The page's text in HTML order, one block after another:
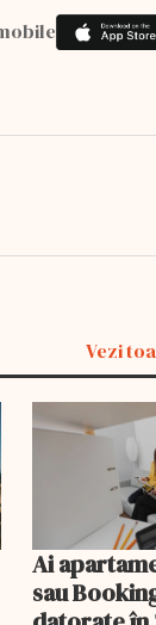
Vezi
Ai
sau